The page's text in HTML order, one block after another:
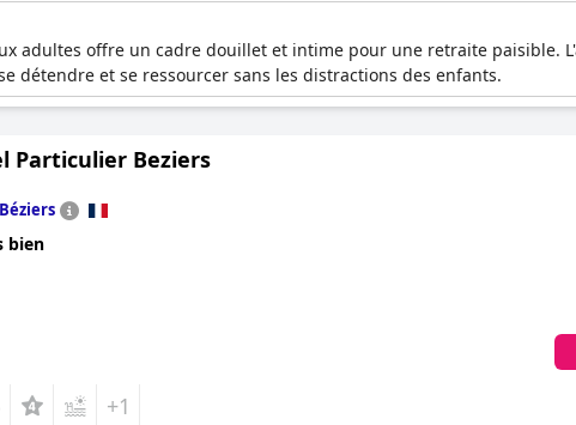
adultes offre un cadre douillet et intime pour une retraite paisible.
détendre et se ressourcer sans les distractions des enfants.
Particulier Beziers
Béziers
bien
+1